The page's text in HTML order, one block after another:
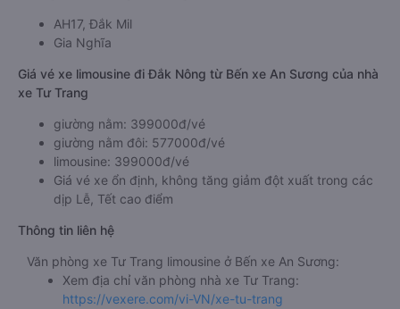
AH17, Đắk Mil
Gia Nghĩa
Giá vé xe limousine đi Đắk Nông từ Bến xe An Sương của nhà
xe Tư Trang
giường nằm: 399000đ/vé
giường nằm đôi: 577000đ/vé
limousine: 399000đ/vé
Giá vé xe ổn định, không tăng giảm đột xuất trong các
dịp Lễ, Tết cao điểm
Thông tin liên hệ
Văn phòng xe Tư Trang limousine ở Bến xe An Sương:
Xem địa chỉ văn phòng nhà xe Tư Trang:
https://vexere.com/vi-VN/xe-tu-trang